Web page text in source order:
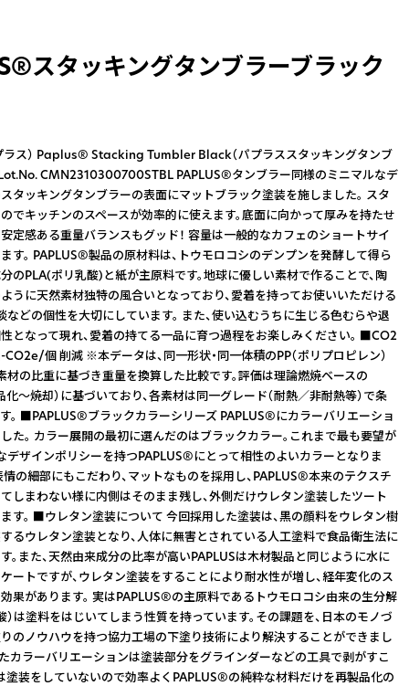
スタッキングタンブラーブラック
ラス） Paplus® Stacking Tumbler Black（パプラススタッキングタンブ
Lot.No. CMN2310300700STBL PAPLUS®タンブラー同様のミニマルなデ
タッキングタンブラーの表面にマットブラック塗装を施しました。 スタ
でキッチンのスペースが効率的に使えます。底面に向かって厚みを持たせ
定感ある重量バランスもグッド！ 容量は一般的なカフェのショートサイ
す。 PAPLUS®製品の原材料は、トウモロコシのデンプンを発酵して得ら
のPLA(ポリ乳酸)と紙が主原料です。地球に優しい素材で作ることで、陶
うに天然素材独特の風合いとなっており、愛着を持ってお使いいただける
などの個性を大切にしています。 また、使い込むうちに生じる色むらや退
となって現れ、愛着の持てる一品に育つ過程をお楽しみください。 ■CO2
個 削減 ※本データは、同一形状・同一体積のPP（ポリプロピレン）
材の比重に基づき重量を換算した比較です。評価は理論燃焼ベースの
化〜焼却）に基づいており、各素材は同一グレード（耐熱／非耐熱等）で条
。 ■PAPLUS®ブラックカラーシリーズ PAPLUS®にカラーバリエーショ
た。 カラー展開の最初に選んだのはブラックカラー。これまで最も要望が
デザインポリシーを持つPAPLUS®にとって相性のよいカラーとなりま
情の細部にもこだわり、マットなものを採用し、PAPLUS®本来のテクスチ
しまわない様に内側はそのまま残し、外側だけウレタン塗装したツート
す。 ■ウレタン塗装について 今回採用した塗装は、黒の顔料をウレタン樹
るウレタン塗装となり、人体に無害とされている人工塗料で食品衛生法に
。また、天然由来成分の比率が高いPAPLUSは木材製品と同じように水に
ートですが、ウレタン塗装をすることにより耐水性が増し、経年変化のス
果があります。 実はPAPLUS®の主原料であるトウモロコシ由来の生分解
）は塗料をはじいてしまう性質を持っています。その課題を、日本のモノづ
のノウハウを持つ協力工場の下塗り技術により解決することができまし
カラーバリエーションは塗装部分をグラインダーなどの工具で剥がすこ
塗装をしていないので効率よくPAPLUS®の純粋な材料だけを再製品化の